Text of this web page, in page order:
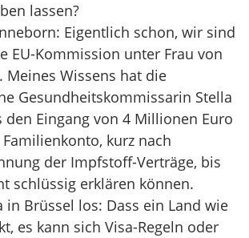
lassen?
Eigentlich schon, wir sind
EU-Kommission unter Frau von
Meines Wissens hat die
Gesundheitskommissarin Stella
den Eingang von 4 Millionen Euro
kurz nach
der Impfstoff-Verträge, bis
schlüssig erklären können.
in Brüssel los: Dass ein Land wie
es kann sich Visa-Regeln oder